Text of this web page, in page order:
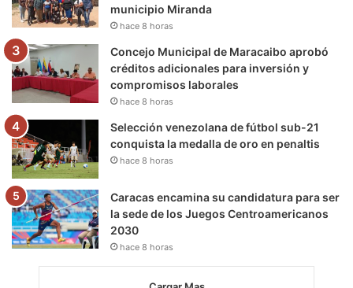
municipio Miranda
hace 8 horas
Concejo Municipal de Maracaibo aprobó
créditos adicionales para inversión y
compromisos laborales
hace 8 horas
Selección venezolana de fútbol sub-21
conquista la medalla de oro en penaltis
hace 8 horas
Caracas encamina su candidatura para ser
la sede de los Juegos Centroamericanos
2030
hace 8 horas